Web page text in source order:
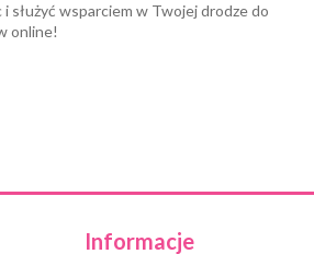
Informacje
służyć wsparciem w Twojej drodze do
online!